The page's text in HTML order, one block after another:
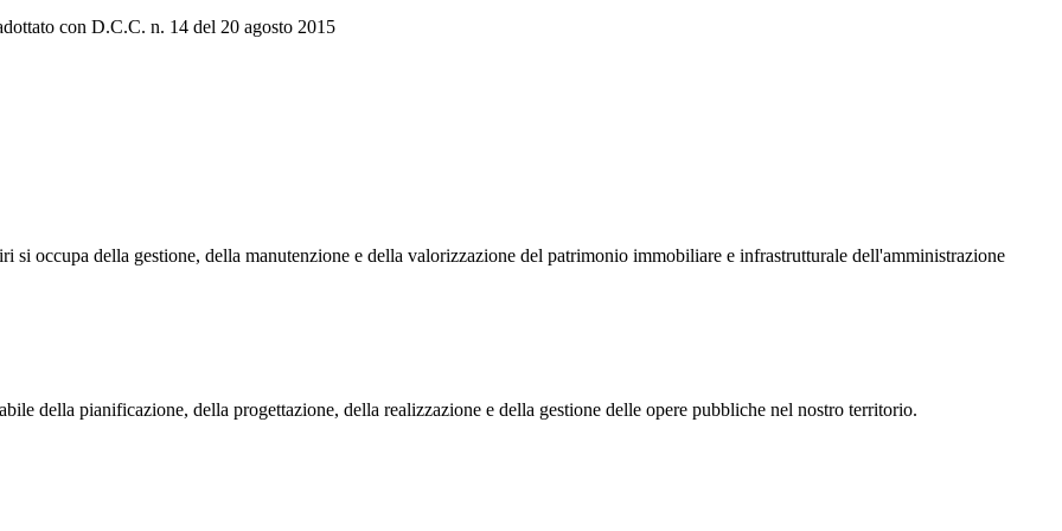
con D.C.C. n. 14 del 20 agosto 2015
occupa della gestione, della manutenzione e della valorizzazione del patrimonio immobiliare e infrastrutturale dell'amministrazione
della pianificazione, della progettazione, della realizzazione e della gestione delle opere pubbliche nel nostro territorio.